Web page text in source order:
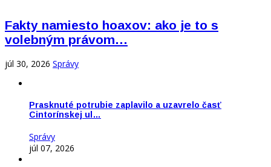
Fakty namiesto hoaxov: ako je to s
volebným právom…
júl 30, 2026 Správy
Prasknuté potrubie zaplavilo a uzavrelo časť
Cintorínskej ul…
Správy
júl 07, 2026